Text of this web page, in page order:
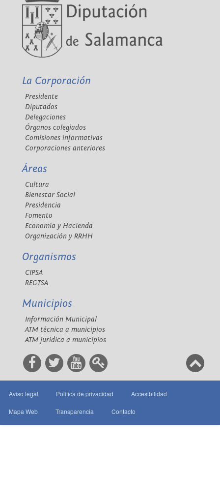
La Corporación
Presidente
Diputados
Delegaciones
Órganos colegiados
Comisiones informativas
Corporaciones anteriores
Áreas
Cultura
Bienestar Social
Presidencia
Fomento
Economía y Hacienda
Organización y RRHH
Organismos
CIPSA
REGTSA
Municipios
Información Municipal
ATM técnica a municipios
ATM jurídica a municipios
Aviso legal Política de privacidad Accesibilidad
Mapa Web Transparencia Contacto